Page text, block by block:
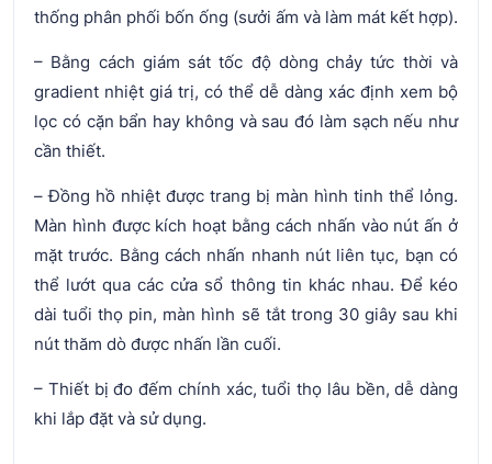
thống phân phối bốn ống (sưởi ấm và làm mát kết hợp).
– Bằng cách giám sát tốc độ dòng chảy tức thời và
gradient nhiệt giá trị, có thể dễ dàng xác định xem bộ
lọc có cặn bẩn hay không và sau đó làm sạch nếu như
cần thiết.
– Đồng hồ nhiệt được trang bị màn hình tinh thể lỏng.
Màn hình được kích hoạt bằng cách nhấn vào nút ấn ở
mặt trước. Bằng cách nhấn nhanh nút liên tục, bạn có
thể lướt qua các cửa sổ thông tin khác nhau. Để kéo
dài tuổi thọ pin, màn hình sẽ tắt trong 30 giây sau khi
nút thăm dò được nhấn lần cuối.
– Thiết bị đo đếm chính xác, tuổi thọ lâu bền, dễ dàng
khi lắp đặt và sử dụng.